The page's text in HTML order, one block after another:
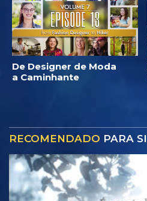
De Designer de Moda
a Caminhante
RECOMENDADO PARA SI